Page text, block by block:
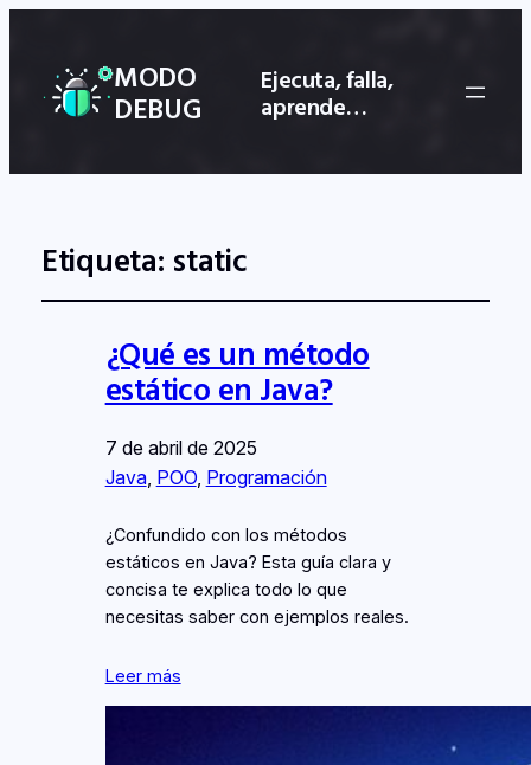
MODO
DEBUG
Ejecuta, falla,
aprende…
Etiqueta: static
¿Qué es un método
estático en Java?
7 de abril de 2025
Java, POO, Programación
¿Confundido con los métodos
estáticos en Java? Esta guía clara y
concisa te explica todo lo que
necesitas saber con ejemplos reales.
Leer más